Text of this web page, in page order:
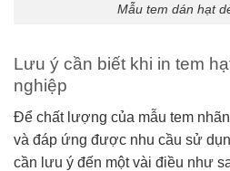
Mẫu tem dán hạt
Lưu ý cần biết khi in tem
nghiệp
Để chất lượng của mẫu tem
và đáp ứng được nhu cầu sử
cần lưu ý đến một vài điều như